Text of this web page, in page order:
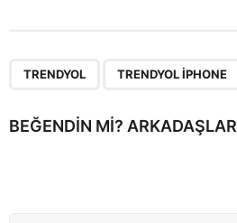
i
TRENDYOL TRENDYOL IPHONE
BEĞENDIN MI?